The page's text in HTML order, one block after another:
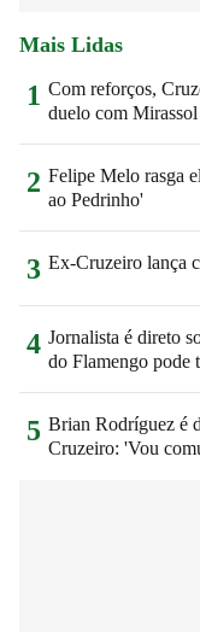
Mais Lidas
1 Com reforços,
duelo com Mirassol
2 Felipe Melo rasga
ao Pedrinho'
3 Ex-Cruzeiro lança
4 Jornalista é direto
do Flamengo pode
5 Brian Rodríguez é
Cruzeiro: 'Vou